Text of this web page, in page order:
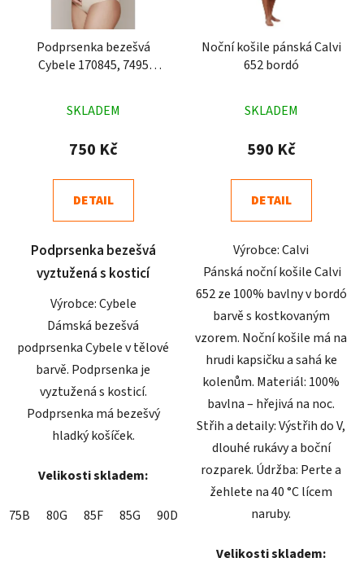
Podprsenka bezešvá
Cybele 170845, 7495
hodnocení
produktu
5,0
z
hvězdiček.
SKLADEM
750 Kč
DETAIL
Podprsenka bezešvá
vyztužená s kosticí
Výrobce: Cybele
Dámská bezešvá
podprsenka Cybele v tělové
barvě. Podprsenka je
vyztužená s kosticí.
Podprsenka má bezešvý
hladký košíček.
Velikosti skladem:
75B 80G 85F 85G 90D
Noční košile pánská Calvi
652 bordó
hodnocení
produktu
2,9
z
hvězdiček.
SKLADEM
590 Kč
DETAIL
Výrobce: Calvi
Pánská noční košile Calvi
652 ze 100% bavlny v bordó
barvě s kostkovaným
vzorem. Noční košile má na
hrudi kapsičku a sahá ke
kolenům. Materiál: 100%
bavlna – hřejivá na noc.
Střih a detaily: Výstřih do V,
dlouhé rukávy a boční
rozparek. Údržba: Perte a
žehlete na 40 °C lícem
naruby.
Velikosti skladem: